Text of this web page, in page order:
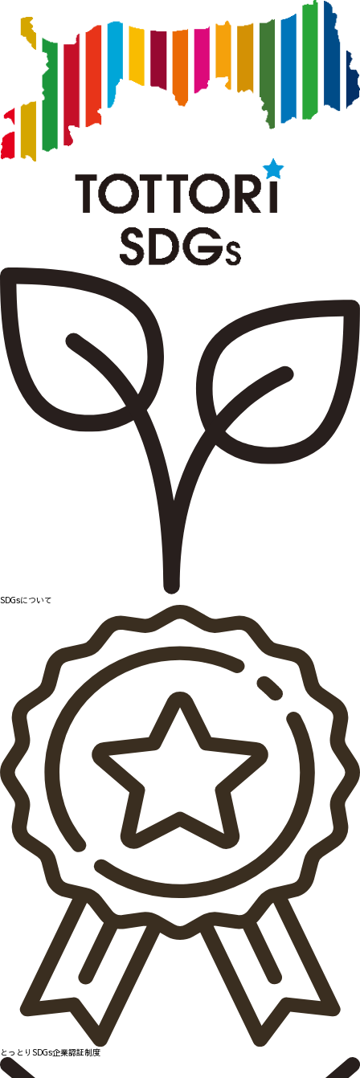
SDGsについて
とっとりSDGs企業認証制度